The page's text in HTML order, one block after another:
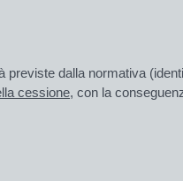
previste dalla normativa
cessione, con la